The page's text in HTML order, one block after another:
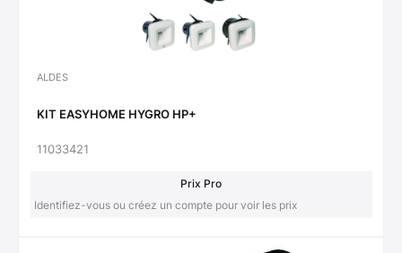
ALDES
KIT EASYHOME HYGRO HP+
11033421
Prix Pro
Identifiez-vous ou créez un compte pour voir les prix